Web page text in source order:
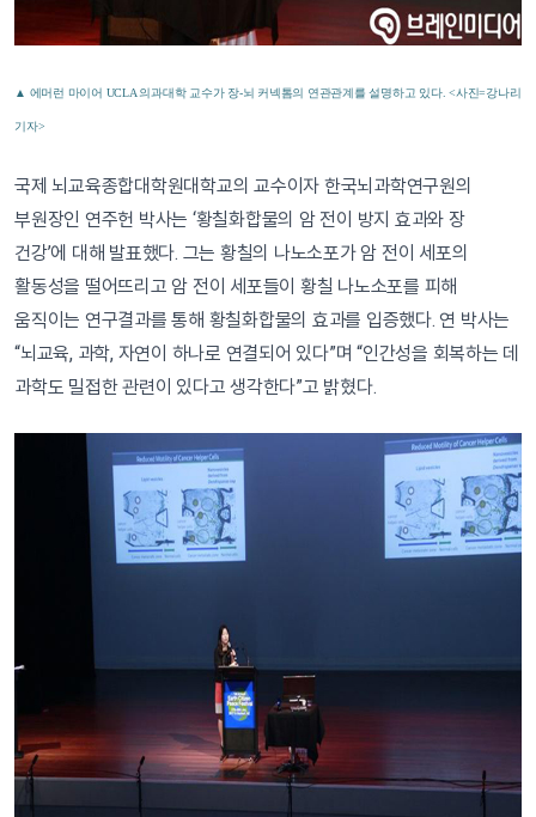
▲ 에머런 마이어 UCLA 의과대학 교수가 장-뇌 커넥톰의 연관관계를 설명하고 있다. <사진=강나리
기자>
국제 뇌교육종합대학원대학교의 교수이자 한국뇌과학연구원의
부원장인 연주헌 박사는 ‘황칠화합물의 암 전이 방지 효과와 장
건강’에 대해 발표했다. 그는 황칠의 나노소포가 암 전이 세포의
활동성을 떨어뜨리고 암 전이 세포들이 황칠 나노소포를 피해
움직이는 연구결과를 통해 황칠화합물의 효과를 입증했다. 연 박사는
“뇌교육, 과학, 자연이 하나로 연결되어 있다”며 “인간성을 회복하는 데
과학도 밀접한 관련이 있다고 생각한다”고 밝혔다.